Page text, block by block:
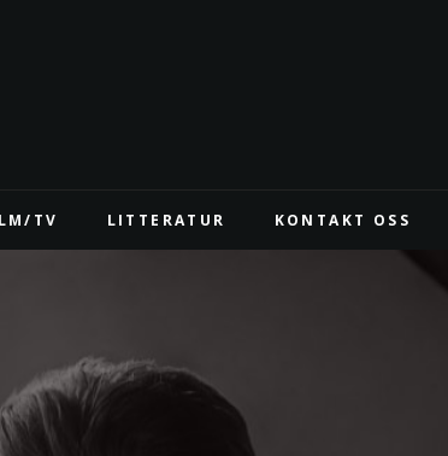
TV LITTERATUR KONTAKT OSS